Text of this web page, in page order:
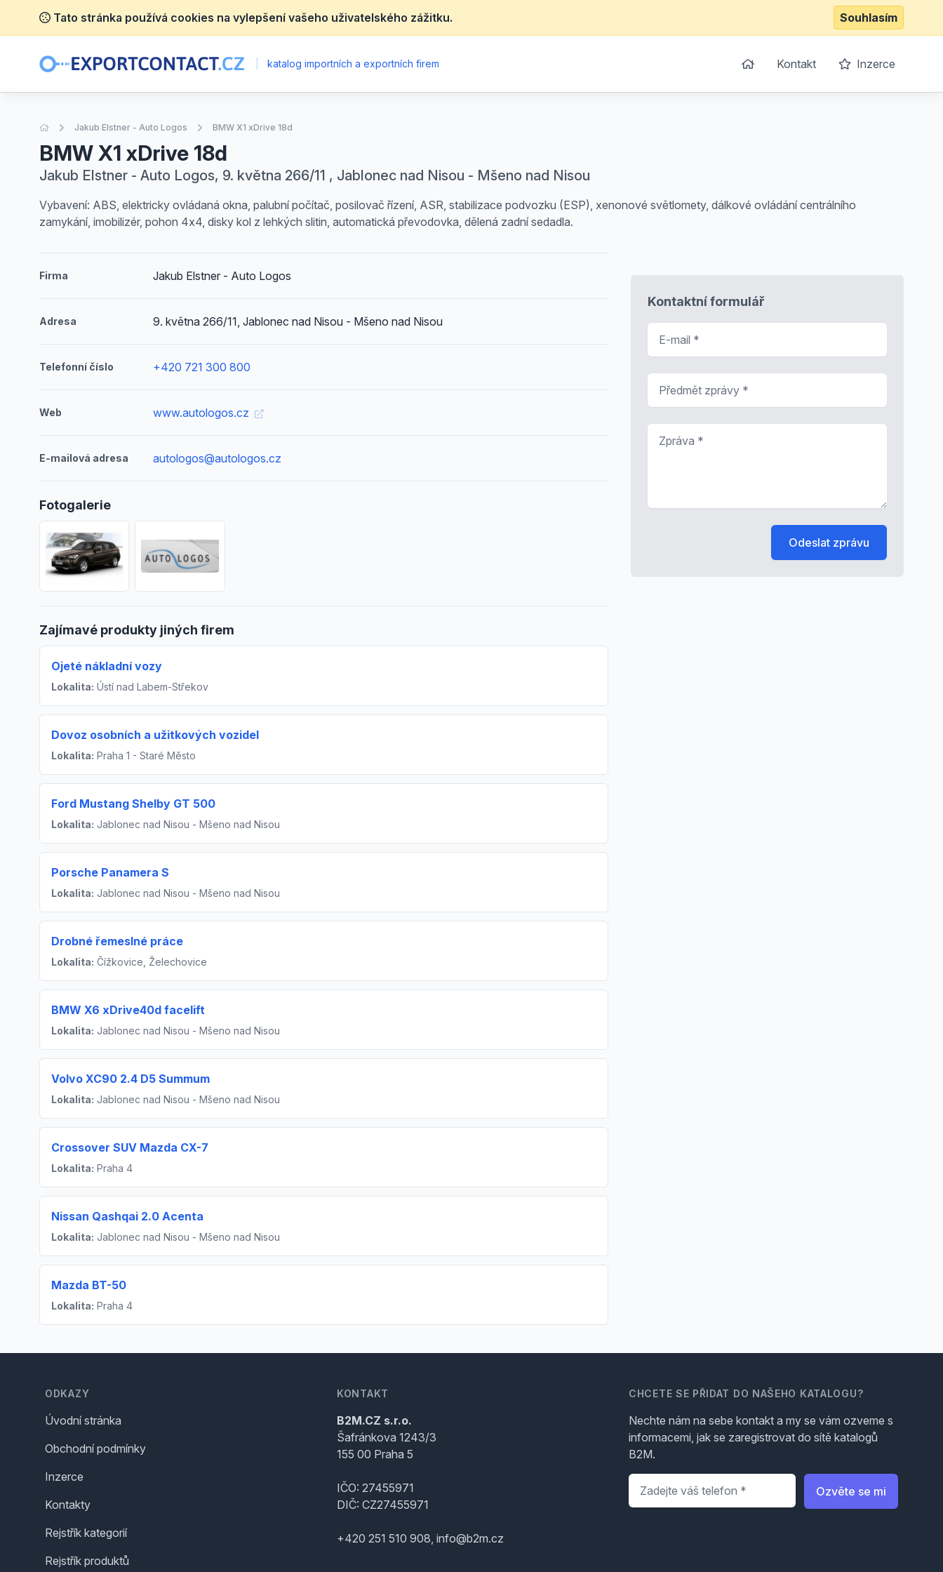
Tato stránka používá cookies na vylepšení vašeho uživatelského zážitku. Souhlasím
katalog importních a exportních firem Kontakt Inzerce
Úvodní stránka
Jakub Elstner - Auto Logos BMW X1 xDrive 18d
BMW X1 xDrive 18d
Jakub Elstner - Auto Logos, 9. května 266/11 , Jablonec nad Nisou - Mšeno nad Nisou
Vybavení: ABS, elektricky ovládaná okna, palubní počítač, posilovač řízení, ASR, stabilizace podvozku (ESP), xenonové světlomety, dálkové ovládání centrálního
zamykání, imobilizér, pohon 4x4, disky kol z lehkých slitin, automatická převodovka, dělená zadní sedadla.
Firma Jakub Elstner - Auto Logos
Adresa 9. května 266/11, Jablonec nad Nisou - Mšeno nad Nisou
Telefonní číslo +420 721 300 800
Web www.autologos.cz
E-mailová adresa autologos@autologos.cz
Fotogalerie
Zajímavé produkty jiných firem
Ojeté nákladní vozy
Lokalita: Ústí nad Labem-Střekov
Dovoz osobních a užitkových vozidel
Lokalita: Praha 1 - Staré Město
Ford Mustang Shelby GT 500
Lokalita: Jablonec nad Nisou - Mšeno nad Nisou
Porsche Panamera S
Lokalita: Jablonec nad Nisou - Mšeno nad Nisou
Drobné řemeslné práce
Lokalita: Čížkovice, Želechovice
BMW X6 xDrive40d facelift
Lokalita: Jablonec nad Nisou - Mšeno nad Nisou
Volvo XC90 2.4 D5 Summum
Lokalita: Jablonec nad Nisou - Mšeno nad Nisou
Crossover SUV Mazda CX-7
Lokalita: Praha 4
Nissan Qashqai 2.0 Acenta
Lokalita: Jablonec nad Nisou - Mšeno nad Nisou
Mazda BT-50
Lokalita: Praha 4
Kontaktní formulář
Odeslat zprávu
ODKAZY
Úvodní stránka
Obchodní podmínky
Inzerce
Kontakty
Rejstřík kategorií
Rejstřík produktů
KONTAKT
B2M.CZ s.r.o.
Šafránkova 1243/3
155 00 Praha 5
IČO: 27455971
DIČ: CZ27455971
+420 251 510 908, info@b2m.cz
CHCETE SE PŘIDAT DO NAŠEHO KATALOGU?
Nechte nám na sebe kontakt a my se vám ozveme s
informacemi, jak se zaregistrovat do sítě katalogů
B2M.
Telefon
Ozvěte se mi